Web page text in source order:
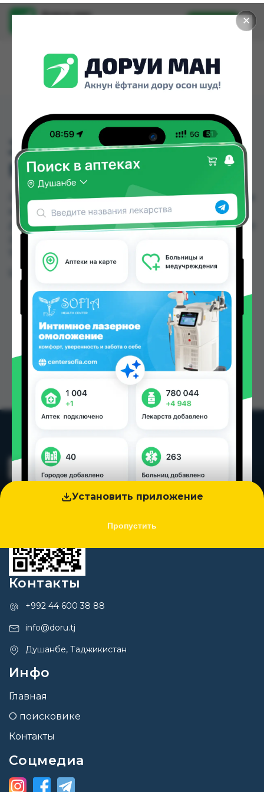
✕
Установить приложение
Пропустить
Доруи ман
Установить
JANUMET 50MG/850MG
NO196
JANUMET 50MG/850MG NO196 можно купить или
заказать в аптеках, Дорухона Олмони №1,
Дорухона Олмони №2 по цене от 2700.00 TJS до
Таджикистана
Цена: от2700.00 TJS
Контакты
+992 44 600 38 88
info@doru.tj
Душанбе, Таджикистан
Инфо
Главная
О поисковике
Контакты
Соцмедиа